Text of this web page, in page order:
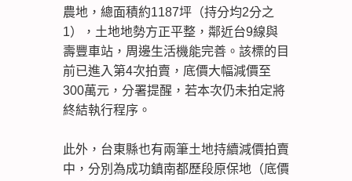
農地，總面積約1187坪（持分均2分之
1），土地地勢方正平整，鄰近台9線與
壽豐車站，周邊生活機能完善。該標的目
前已進入第4次拍賣，底價大幅減價至
300萬元，分署提醒，若本次仍未拍定將
終結執行程序。
此外，台東縣也有兩筆土地持續減價拍賣
中，分別為成功鎮南都歷段原保地（底價